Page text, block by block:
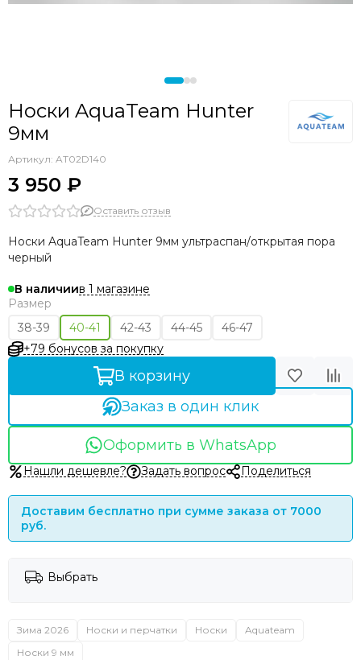
Носки AquaTeam Hunter
9мм
Артикул: AT02D140
3 950 ₽
Оставить отзыв
Носки AquaTeam Hunter 9мм ультраспан/открытая пора
черный
В наличиив 1 магазине
Размер
38-39
40-41 42-43 44-45
46-47
+79 бонусов за покупку
В корзину
Заказ в один клик
Оформить в WhatsApp
Нашли дешевле? Задать вопрос Поделиться
Доставим бесплатно при сумме заказа от 7000
руб.
Выбрать
Зима 2026 Носки и перчатки Носки
Aquateam
Носки 9 мм